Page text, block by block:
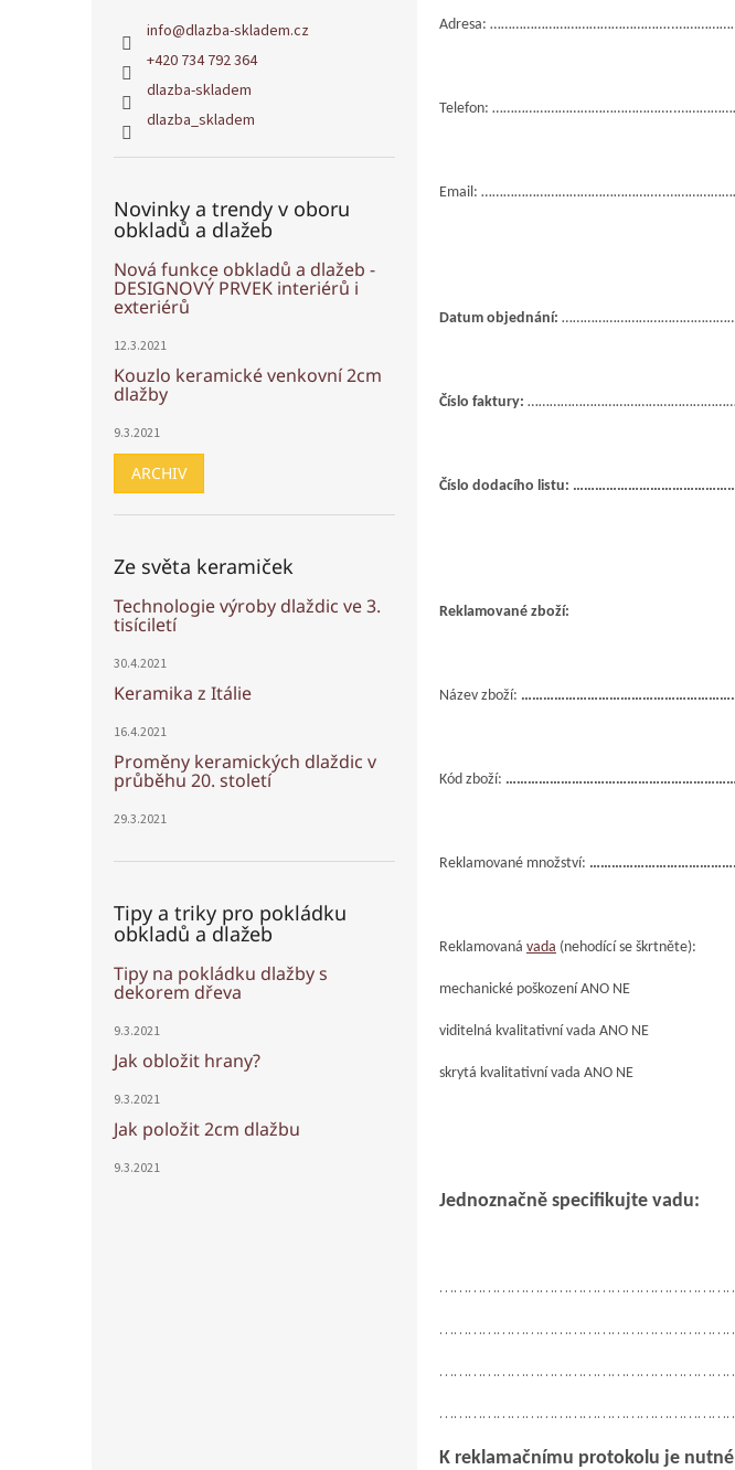
info@dlazba-skladem.cz
+420 734 792 364
dlazba-skladem
dlazba_skladem
Novinky a trendy v oboru
obkladů a dlažeb
Nová funkce obkladů a dlažeb -
DESIGNOVÝ PRVEK interiérů i
exteriérů
12.3.2021
Kouzlo keramické venkovní 2cm
dlažby
9.3.2021
ARCHIV
Ze světa keramiček
Technologie výroby dlaždic ve 3.
tisíciletí
30.4.2021
Keramika z Itálie
16.4.2021
Proměny keramických dlaždic v
průběhu 20. století
29.3.2021
Tipy a triky pro pokládku
obkladů a dlažeb
Tipy na pokládku dlažby s
dekorem dřeva
9.3.2021
Jak obložit hrany?
9.3.2021
Jak položit 2cm dlažbu
9.3.2021
Adresa:
Telefon:
Email:
Datum objednání:
Číslo faktury:
Číslo dodacího listu:
Reklamované zboží:
Název zboží:
Kód zboží:
Reklamované množství:
Reklamovaná vada (nehodící se škrtněte):
mechanické poškození ANO NE
viditelná kvalitativní vada ANO NE
skrytá kvalitativní vada ANO NE
Jednoznačně specifikujte vadu:
K reklamačnímu protokolu je